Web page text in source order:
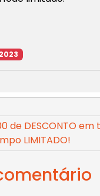
de DESCONTO em
LIMITADO!